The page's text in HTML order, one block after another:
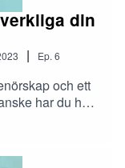
din
| Ep. 6
och ett
har du hört
på stora
reder vi ut
sätt